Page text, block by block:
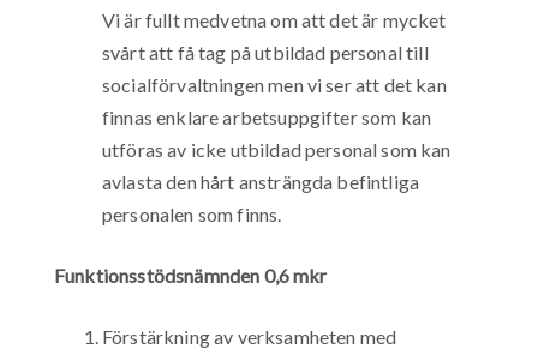
Vi är fullt medvetna om att det är mycket
svårt att få tag på utbildad personal till
socialförvaltningen men vi ser att det kan
finnas enklare arbetsuppgifter som kan
utföras av icke utbildad personal som kan
avlasta den hårt ansträngda befintliga
personalen som finns.
Funktionsstödsnämnden 0,6 mkr
Förstärkning av verksamheten med